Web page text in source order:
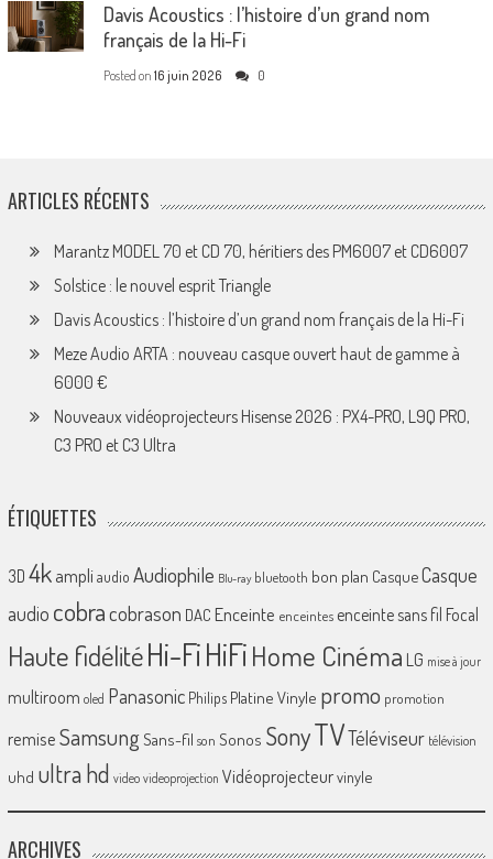
Davis Acoustics : l’histoire d’un grand nom
français de la Hi-Fi
Posted on 16 juin 2026 0
ARTICLES RÉCENTS
Marantz MODEL 70 et CD 70, héritiers des PM6007 et CD6007
Solstice : le nouvel esprit Triangle
Davis Acoustics : l’histoire d’un grand nom français de la Hi-Fi
Meze Audio ARTA : nouveau casque ouvert haut de gamme à
6000 €
Nouveaux vidéoprojecteurs Hisense 2026 : PX4-PRO, L9Q PRO,
C3 PRO et C3 Ultra
ÉTIQUETTES
3D 4k ampliaudio Audiophile Blu-ray bluetooth bon plan CasqueCasque
audio cobracobrason DAC Enceinte enceintes enceinte sans fil Focal
Haute fidélitéHi-FiHiFiHome Cinéma LG mise à jour
multiroom oled Panasonic Philips Platine Vinyle promo promotion
remiseSamsungSans-fil son Sonos SonyTVTéléviseur télévision
uhd ultra hd video videoprojection Vidéoprojecteurvinyle
ARCHIVES